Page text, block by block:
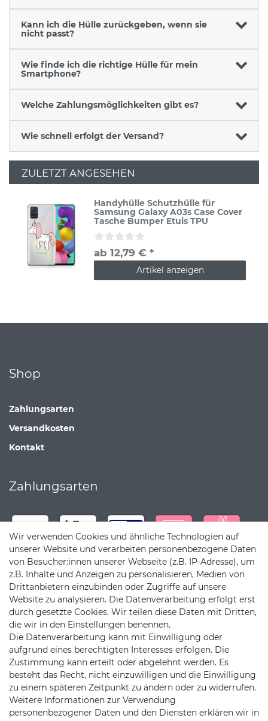
Kann ich die Hülle zurückgeben, wenn sie
nicht passt?
Wie finde ich die richtige Hülle für mein
Smartphone?
Welche Zahlungsmöglichkeiten gibt es?
Wie schnell erfolgt der Versand?
ZULETZT ANGESEHEN
Handyhülle Schutzhülle für
Samsung Galaxy A03s Case Cover
Tasche Bumper Etuis TPU
ab 12,79 € *
Artikel anzeigen
Shop
Zahlungsarten
Versandkosten
Kontakt
Zahlungsarten
Versandpartner
Wir verwenden Cookies und ähnliche Technologien auf
unserer Website und verarbeiten personenbezogene Daten
von Besucher:innen unserer Webseite (z.B. IP-Adresse), um
z.B. Inhalte und Anzeigen zu personalisieren, Medien von
Drittanbietern einzubinden oder Zugriffe auf unsere
Website zu analysieren. Die Datenverarbeitung erfolgt erst
durch gesetzte Cookies. Wir teilen diese Daten mit Dritten,
die wir in den Einstellungen benennen.
Die Datenverarbeitung kann mit Einwilligung oder
aufgrund eines berechtigten Interesses erfolgen. Die
Zustimmung kann erteilt oder abgelehnt werden. Es
besteht das Recht, nicht einzuwilligen und die Einwilligung
zu einem späteren Zeitpunkt zu ändern oder zu widerrufen.
Weitere Informationen zur Verwendung
personenbezogener Daten und den Diensten erklären wir in